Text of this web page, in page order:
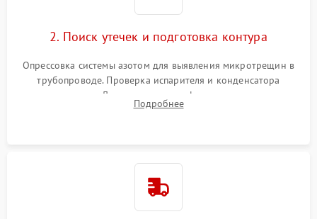
2. Поиск утечек и подготовка контура
Опрессовка системы азотом для выявления микротрещин в
трубопроводе. Проверка испарителя и конденсатора
течеискателем. Демонтаж старого фильтра-осушителя и
продувка капиллярной трубки для устранения засоров.
Подробнее